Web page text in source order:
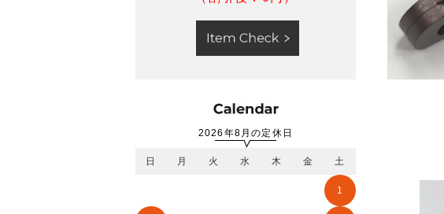
2026年8月の定休日
日 月 火 水 木 金 土
1